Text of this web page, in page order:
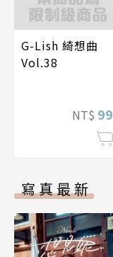
G-Lish 綺想曲
Vol.38
NT$ 99
寫真最新